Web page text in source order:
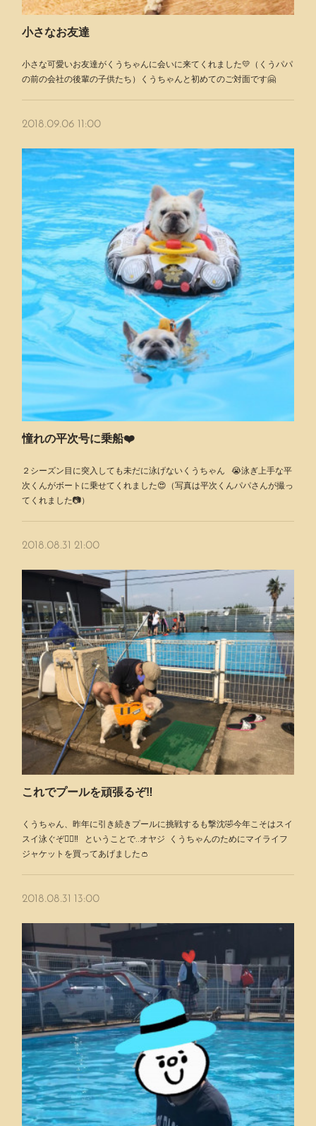
小さなお友達
小さな可愛いお友達がくうちゃんに会いに来てくれました💛（くうパパ
の前の会社の後輩の子供たち）くうちゃんと初めてのご対面です🤗
2018.09.06 11:00
憧れの平次号に乗船❤️
２シーズン目に突入しても未だに泳げないくうちゃん 😭泳ぎ上手な平
次くんがボートに乗せてくれました😍（写真は平次くんパパさんが撮っ
てくれました📷）
2018.08.31 21:00
これでプールを頑張るぞ‼️
くうちゃん、昨年に引き続きプールに挑戦するも撃沈🤣今年こそはスイ
スイ泳ぐぞ🏊‍♂️‼️ ということで‥オヤジ くうちゃんのためにマイライフ
ジャケットを買ってあげました👛
2018.08.31 13:00